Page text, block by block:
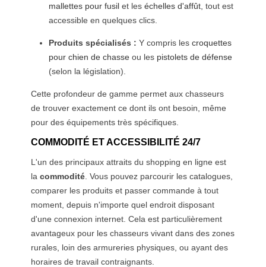
mallettes pour fusil et leséchelles d'affût , tout est
accessible en quelques clics.
Produits spécialisés : Y compris lescroquettes
pour chien de chasse ou les pistolets de défense
(selon la législation).
Cette profondeur de gamme permet aux chasseurs
de trouver exactement ce dont ils ont besoin, même
pour des équipements très spécifiques.
COMMODITÉ ET ACCESSIBILITÉ 24/7
L'un des principaux attraits du shopping en ligne est
lacommodité . Vous pouvez parcourir les catalogues,
comparer les produits et passer commande à tout
moment, depuis n'importe quel endroit disposant
d'une connexion internet. Cela est particulièrement
avantageux pour les chasseurs vivant dans des zones
rurales, loin des armureries physiques, ou ayant des
horaires de travail contraignants.